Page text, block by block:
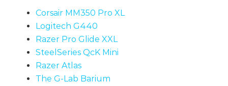
Corsair MM350 Pro XL
Logitech G440
Razer Pro Glide XXL
SteelSeries QcK Mini
Razer Atlas
The G-Lab Barium